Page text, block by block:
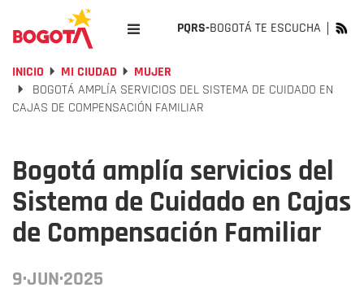
PQRS-BOGOTÁ TE ESCUCHA
INICIO MI CIUDAD
MUJER
BOGOTÁ AMPLÍA SERVICIOS DEL SISTEMA DE CUIDADO EN
CAJAS DE COMPENSACIÓN FAMILIAR
Bogotá amplía servicios del
Sistema de Cuidado en Cajas
de Compensación Familiar
9·JUN·2025